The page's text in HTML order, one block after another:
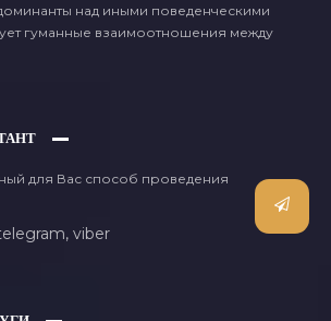
над иными поведенческими
гуманные взаимоотношения между
для Вас способ проведения
viber